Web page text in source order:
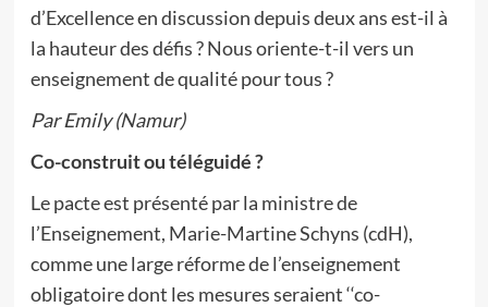
d’Excellence en discussion depuis deux ans est-il à
la hauteur des défis ? Nous oriente-t-il vers un
enseignement de qualité pour tous ?
Par Emily (Namur)
Co-construit ou téléguidé ?
Le pacte est présenté par la ministre de
l’Enseignement, Marie-Martine Schyns (cdH),
comme une large réforme de l’enseignement
obligatoire dont les mesures seraient ‘‘co-